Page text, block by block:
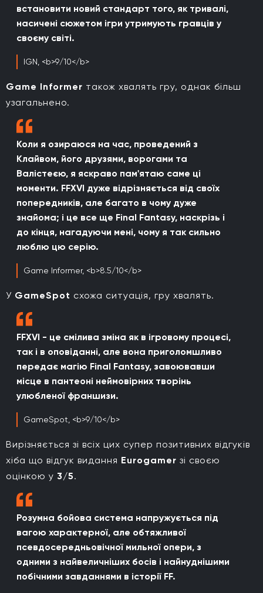
встановити новий стандарт того, як тривалі,
насичені сюжетом ігри утримують гравців у
своєму світі.
IGN, <b>9/10</b>
Game Informer також хвалять гру, однак більш
узагальнено.
Коли я озираюся на час, проведений з
Клайвом, його друзями, ворогами та
Валістеєю, я яскраво пам'ятаю саме ці
моменти. FFXVI дуже відрізняється від своїх
попередників, але багато в чому дуже
знайома; і це все ще Final Fantasy, наскрізь і
до кінця, нагадуючи мені, чому я так сильно
люблю цю серію.
Game Informer, <b>8.5/10</b>
У GameSpot схожа ситуація, гру хвалять.
FFXVI - це смілива зміна як в ігровому процесі,
так і в оповіданні, але вона приголомшливо
передає магію Final Fantasy, завоювавши
місце в пантеоні неймовірних творінь
улюбленої франшизи.
GameSpot, <b>9/10</b>
Вирізняється зі всіх цих супер позитивних відгуків
хіба що відгук видання Eurogamer зі своєю
оцінкою у 3/5.
Розумна бойова система напружується під
вагою характерної, але обтяжливої
псевдосередньовічної мильної опери, з
одними з найвеличніших босів і найнуднішими
побічними завданнями в історії FF.